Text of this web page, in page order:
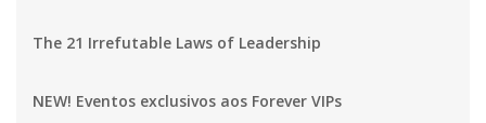
The 21 Irrefutable Laws of Leadership
NEW! Eventos exclusivos aos Forever VIPs